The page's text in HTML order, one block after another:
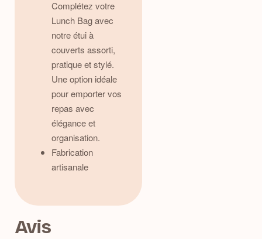
Complétez votre
Lunch Bag avec
notre étui à
couverts assorti,
pratique et stylé.
Une option idéale
pour emporter vos
repas avec
élégance et
organisation.
Fabrication
artisanale
Avis